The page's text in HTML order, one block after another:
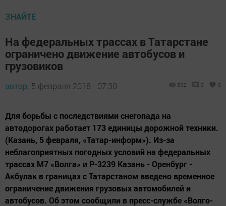
ЗНАЙТЕ
На федеральных трассах в Татарстане
ограничено движение автобусов и
грузовиков
автор, 5 февраля 2018 - 07:30 802 0 0
Для борьбы с последствиями снегопада на
автодорогах работает 173 единицы дорожной техники.
(Казань, 5 февраля, «Татар-информ»). Из-за
неблагоприятных погодных условий на федеральных
трассах М7 «Волга» и Р-3239 Казань - Оренбург -
Акбулак в границах с Татарстаном введено временное
ограничение движения грузовых автомобилей и
автобусов. Об этом сообщили в пресс-службе «Волго-